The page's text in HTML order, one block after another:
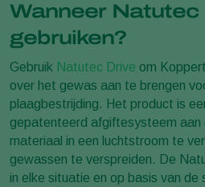
Wanneer Natutec
gebruiken?
Gebruik Natutec Drive om
over het gewas aan te brengen
plaagbestrijding. Het product is
gepatenteerd afgiftesysteem aan
materiaal in een luchtstroom te
gewassen te verspreiden. De
in elke situatie en op basis van de